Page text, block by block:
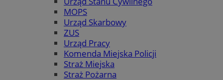
MOPS
Urząd Skarbowy
ZUS
Urząd Pracy
Komenda Miejska Policji
Straż Miejska
Straż Pożarna